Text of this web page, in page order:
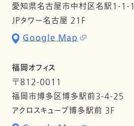
愛知県名古屋市中村区名駅1-1-1
JPタワー名古屋 21F
Google Map
福岡オフィス
〒812-0011
福岡市博多区博多駅前3-4-25
アクロスキューブ博多駅前 3F